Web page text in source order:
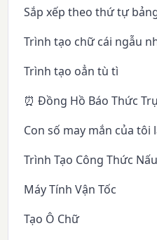
Sắp xếp theo thứ tự
Trình tạo chữ cái ngẫu
Trình tạo oẳn tù tì
⏰ Đồng Hồ Báo Thức
Con số may mắn của tôi
Trình Tạo Công Thức
Máy Tính Vận Tốc
Tạo Ô Chữ